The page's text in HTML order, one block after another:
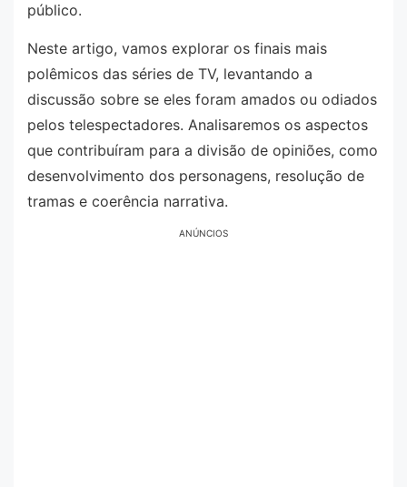
público.
Neste artigo, vamos explorar os finais mais
polêmicos das séries de TV, levantando a
discussão sobre se eles foram amados ou odiados
pelos telespectadores. Analisaremos os aspectos
que contribuíram para a divisão de opiniões, como
desenvolvimento dos personagens, resolução de
tramas e coerência narrativa.
ANÚNCIOS